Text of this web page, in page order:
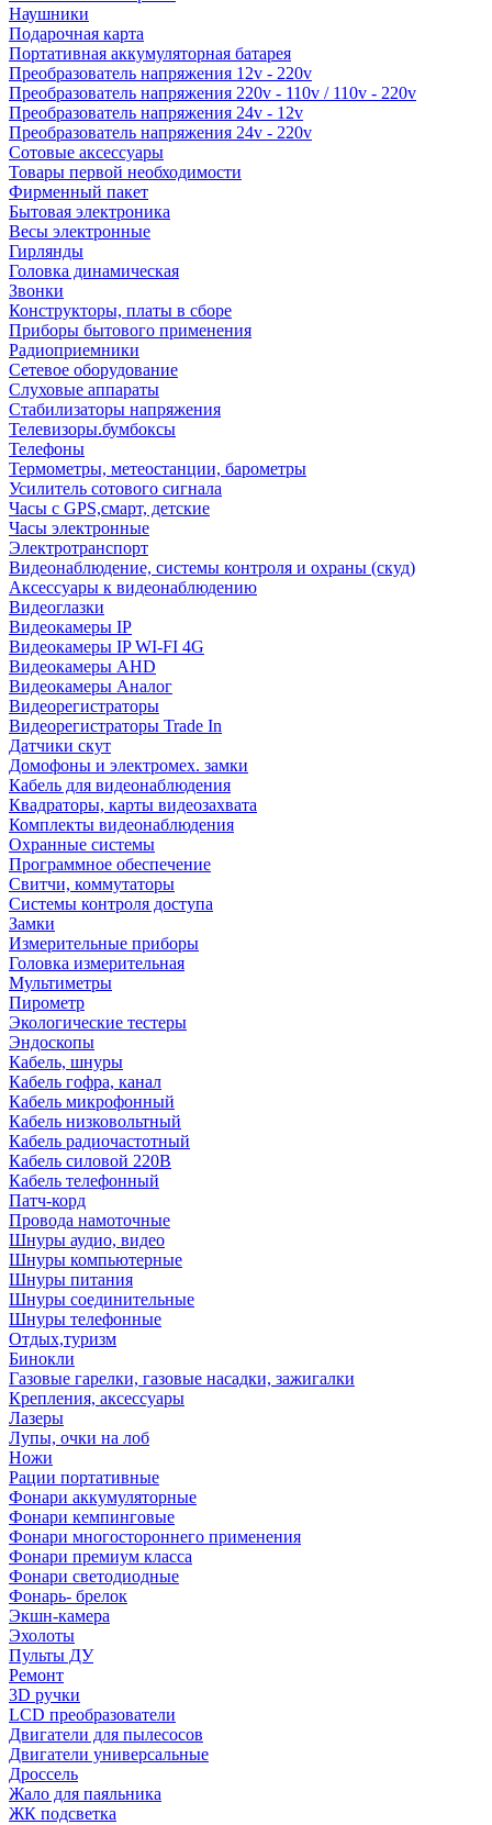
Наушники
Подарочная карта
Портативная аккумуляторная батарея
Преобразователь напряжения 12v - 220v
Преобразователь напряжения 220v - 110v / 110v - 220v
Преобразователь напряжения 24v - 12v
Преобразователь напряжения 24v - 220v
Сотовые аксессуары
Товары первой необходимости
Фирменный пакет
Бытовая электроника
Весы электронные
Гирлянды
Головка динамическая
Звонки
Конструкторы, платы в сборе
Приборы бытового применения
Радиоприемники
Сетевое оборудование
Слуховые аппараты
Стабилизаторы напряжения
Телевизоры.бумбоксы
Телефоны
Термометры, метеостанции, барометры
Усилитель сотового сигнала
Часы с GPS,смарт, детские
Часы электронные
Электротранспорт
Видеонаблюдение, системы контроля и охраны (скуд)
Аксессуары к видеонаблюдению
Видеоглазки
Видеокамеры IP
Видеокамеры IP WI-FI 4G
Видеокамеры AHD
Видеокамеры Аналог
Видеорегистраторы
Видеорегистраторы Trade In
Датчики скут
Домофоны и электромех. замки
Кабель для видеонаблюдения
Квадраторы, карты видеозахвата
Комплекты видеонаблюдения
Охранные системы
Программное обеспечение
Свитчи, коммутаторы
Системы контроля доступа
Замки
Измерительные приборы
Головка измерительная
Мультиметры
Пирометр
Экологические тестеры
Эндоскопы
Кабель, шнуры
Кабель гофра, канал
Кабель микрофонный
Кабель низковольтный
Кабель радиочастотный
Кабель силовой 220В
Кабель телефонный
Патч-корд
Провода намоточные
Шнуры аудио, видео
Шнуры компьютерные
Шнуры питания
Шнуры соединительные
Шнуры телефонные
Отдых,туризм
Бинокли
Газовые гарелки, газовые насадки, зажигалки
Крепления, аксессуары
Лазеры
Лупы, очки на лоб
Ножи
Рации портативные
Фонари аккумуляторные
Фонари кемпинговые
Фонари многостороннего применения
Фонари премиум класса
Фонари светодиодные
Фонарь- брелок
Экшн-камера
Эхолоты
Пульты ДУ
Ремонт
3D ручки
LCD преобразователи
Двигатели для пылесосов
Двигатели универсальные
Дроссель
Жало для паяльника
ЖК подсветка